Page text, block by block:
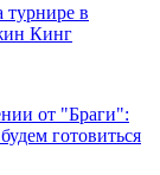
в
Кинг
от "Браги":
готовиться